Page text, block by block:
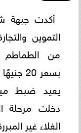
أكدت جبهة
التموين
من الطماطم
بسعر
يعيد ضبط
دخلت مرحلة
الغلاء غير